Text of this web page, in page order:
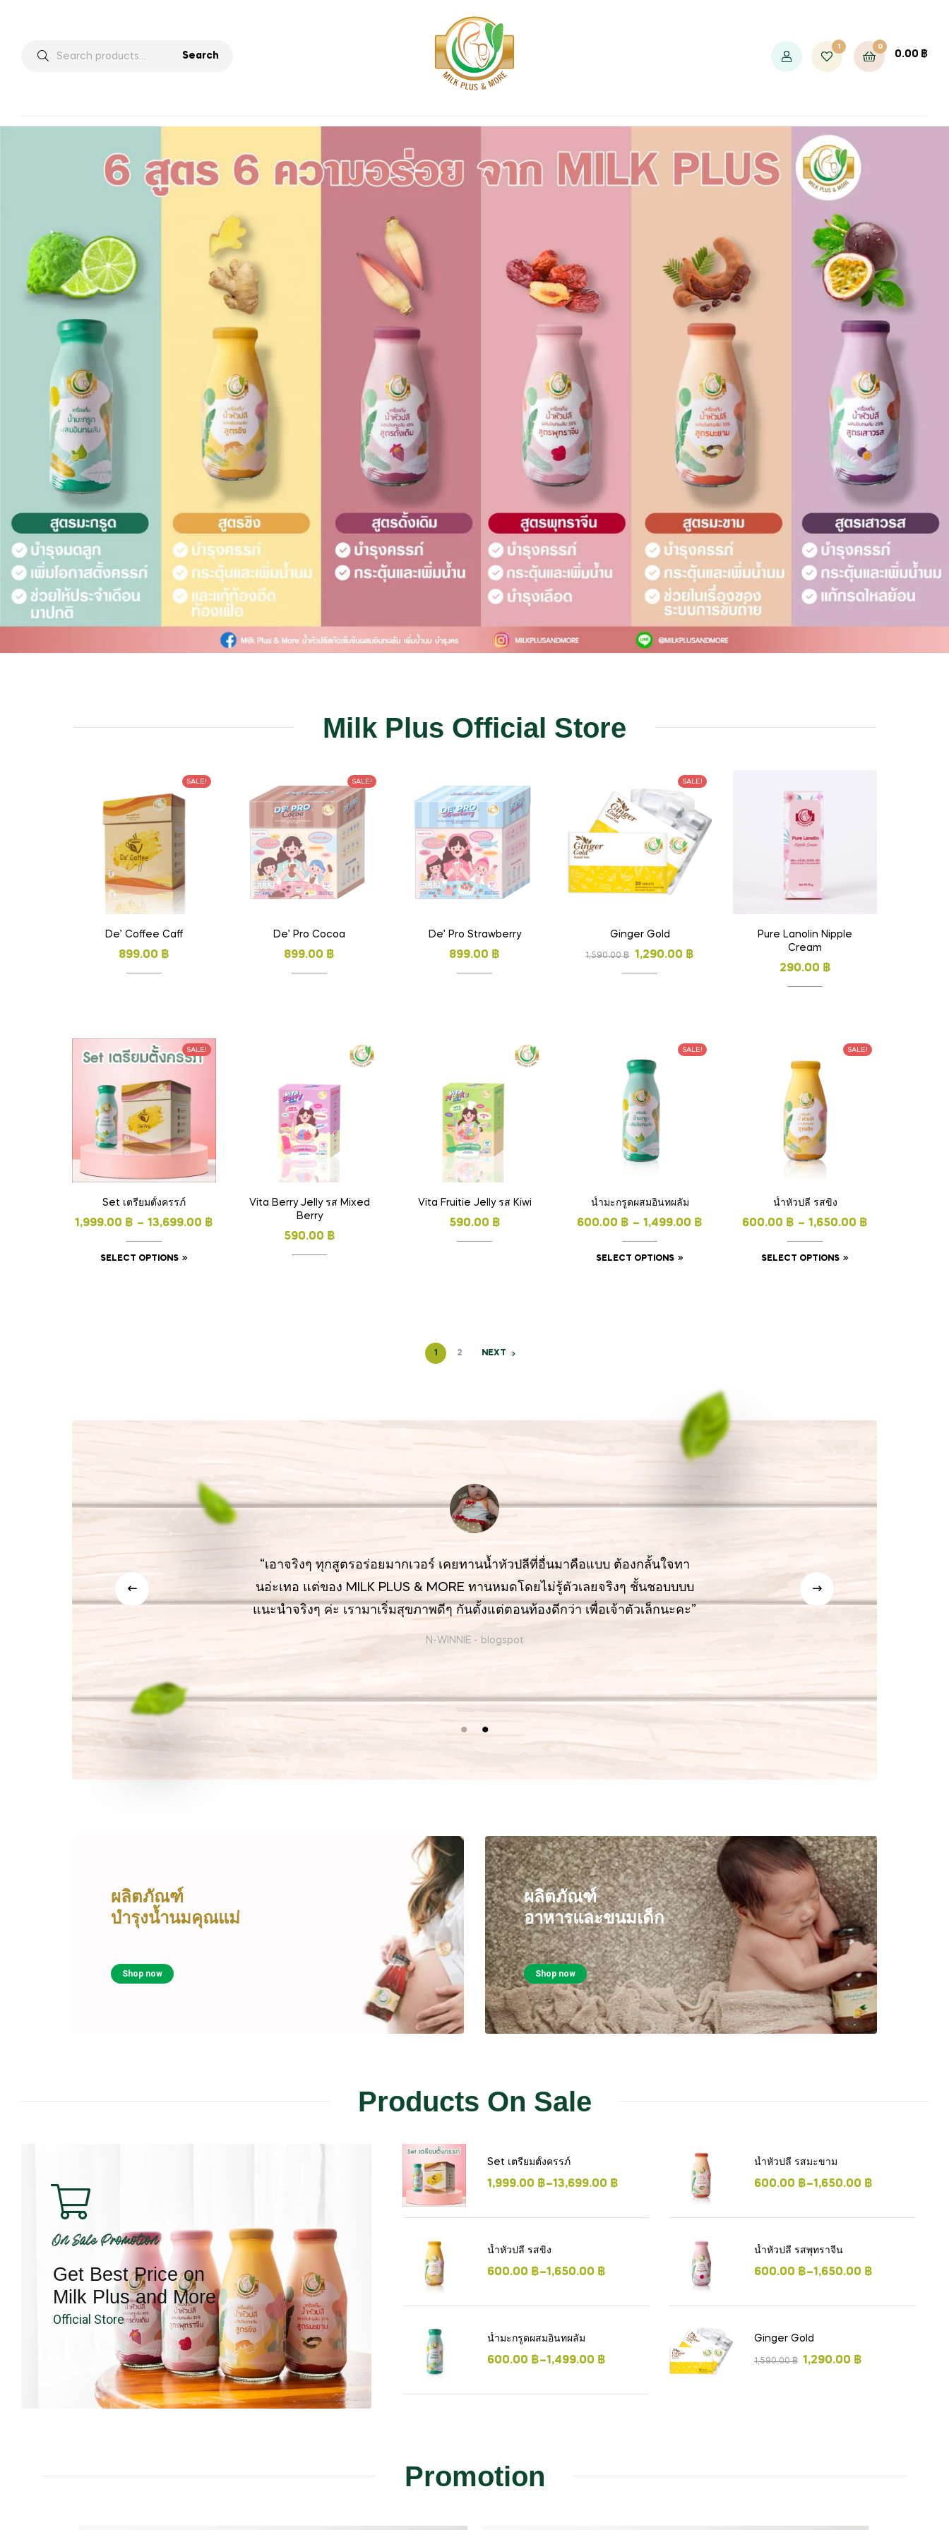
Search
1 0
0.00 ฿
Milk Plus Official Store
SALE!
De’ Coffee Caff
899.00 ฿
SALE!
De’ Pro Cocoa
899.00 ฿
De’ Pro Strawberry
899.00 ฿
SALE!
Ginger Gold
1,590.00฿ 1,290.00 ฿
Pure Lanolin Nipple
Cream
290.00 ฿
SALE!
Set เตรียมตั้งครรภ์
1,999.00 ฿ – 13,699.00 ฿
SELECT OPTIONS
Vita Berry Jelly รส Mixed
Berry
590.00 ฿
Vita Fruitie Jelly รส Kiwi
590.00 ฿
SALE!
น้ำมะกรูดผสมอินทผลัม
600.00 ฿ – 1,499.00 ฿
SELECT OPTIONS
SALE!
น้ำหัวปลี รสขิง
600.00 ฿ – 1,650.00 ฿
SELECT OPTIONS
1 2 NEXT
“เอาจริงๆ ทุกสูตรอร่อยมากเวอร์ เคยทานน้ำหัวปลีที่อื่นมาคือแบบ ต้องกลั้นใจทา
นอ่ะเทอ แต่ของ MILK PLUS & MORE ทานหมดโดยไม่รู้ตัวเลยจริงๆ ชั้นชอบบบบ
แนะนำจริงๆ ค่ะ เรามาเริ่มสุขภาพดีๆ กันตั้งแต่ตอนท้องดีกว่า เพื่อเจ้าตัวเล็กนะคะ”
N-WINNIE - blogspot
ผลิตภัณฑ์
บำรุงน้ำนมคุณแม่
Shop now
ผลิตภัณฑ์
อาหารและขนมเด็ก
Shop now
Products On Sale
On Sale Promotion
Get Best Price on
Milk Plus and More
Official Store
Set เตรียมตั้งครรภ์
1,999.00 ฿–13,699.00 ฿
น้ำหัวปลี รสมะขาม
600.00 ฿–1,650.00 ฿
น้ำหัวปลี รสขิง
600.00 ฿–1,650.00 ฿
น้ำหัวปลี รสพุทราจีน
600.00 ฿–1,650.00 ฿
น้ำมะกรูดผสมอินทผลัม
600.00 ฿–1,499.00 ฿
Ginger Gold
1,590.00฿ 1,290.00 ฿
Promotion